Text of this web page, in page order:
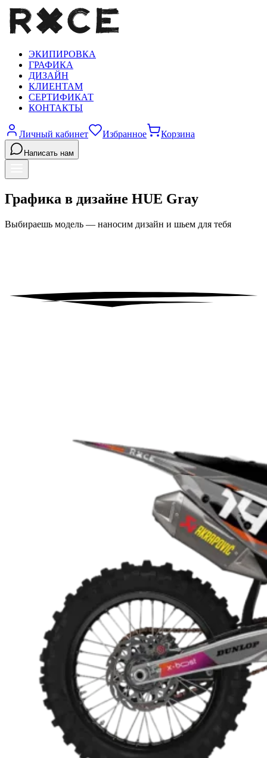
ЭКИПИРОВКА
ГРАФИКА
ДИЗАЙН
КЛИЕНТАМ
СЕРТИФИКАТ
КОНТАКТЫ
Личный кабинет Избранное Корзина
Написать нам
Графика в дизайне HUE Gray
Выбираешь модель — наносим дизайн и шьем для тебя